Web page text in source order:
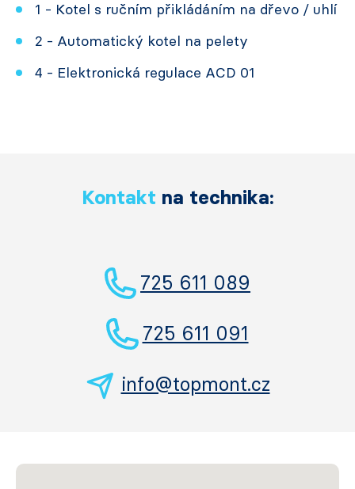
1 - Kotel s ručním přikládáním na dřevo / uhlí
2 - Automatický kotel na pelety
4 - Elektronická regulace ACD 01
Kontakt na technika:
725 611 089
725 611 091
info@topmont.cz